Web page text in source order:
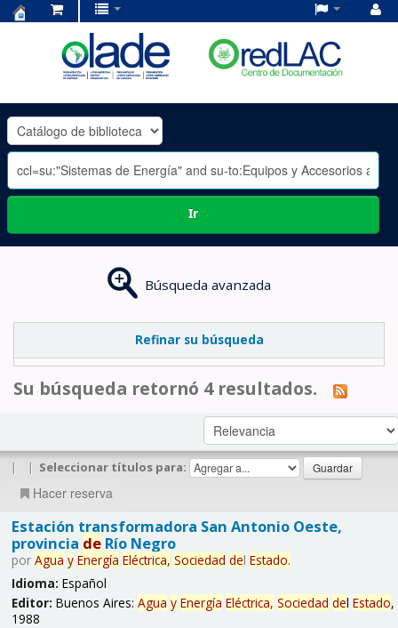
OLADE
-
Ir
Búsqueda avanzada
Refinar su búsqueda
Su búsqueda retornó 4 resultados.
| | Seleccionar títulos para:
Hacer reserva
Estación transformadora San Antonio Oeste,
provincia deRío Negro
por Agua y Energía Eléctrica, Sociedad del Estado.
Idioma: Español
Editor: Buenos Aires: Agua y Energía Eléctrica, Sociedad del Estado,
1988